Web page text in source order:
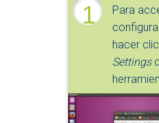
1
Para
hacer
Settings